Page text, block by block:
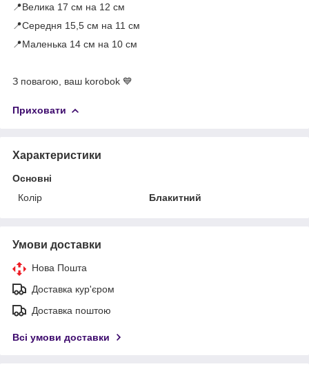
📍Велика 17 см на 12 см
📍Середня 15,5 см на 11 см
📍Маленька 14 см на 10 см
З повагою, ваш korobok 💙
Приховати
Характеристики
Основні
Колір
Блакитний
Умови доставки
Нова Пошта
Доставка кур'єром
Доставка поштою
Всі умови доставки